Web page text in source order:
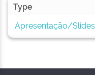
Type
Apresentação/Slides